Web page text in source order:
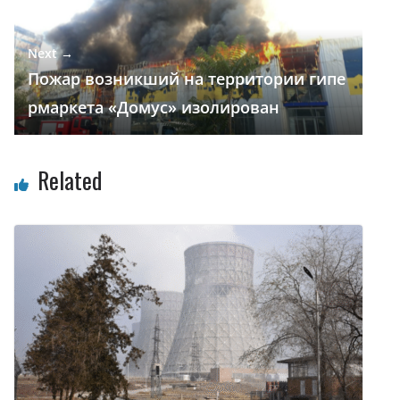
Next →
Пожар возникший на территории гипе
рмаркета «Домус» изолирован
Related